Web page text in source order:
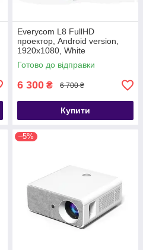
Everycom L8 FullHD
проектор, Android version,
1920х1080, White
Готово до відправки
6 300 ₴ 6 700 ₴
Купити
–5%